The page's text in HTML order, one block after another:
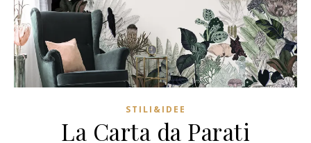
STILI&IDEE
La Carta da Parati